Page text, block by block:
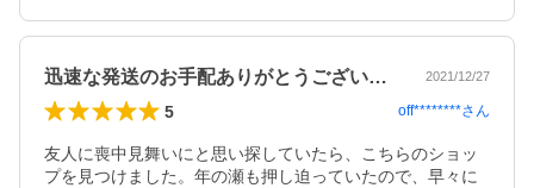
迅速な発送のお手配ありがとうございます。 2021/12/27
5 off********さん
友人に喪中見舞いにと思い探していたら、こちらのショッ
プを見つけました。年の瀬も押し迫っていたので、早々に